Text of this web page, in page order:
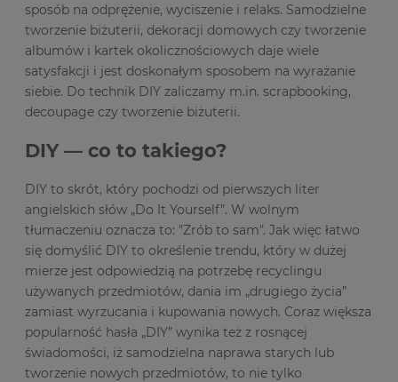
sposób na odprężenie, wyciszenie i relaks. Samodzielne
tworzenie biżuterii, dekoracji domowych czy tworzenie
albumów i kartek okolicznościowych daje wiele
satysfakcji i jest doskonałym sposobem na wyrażanie
siebie. Do technik DIY zaliczamy m.in. scrapbooking,
decoupage czy tworzenie biżuterii.
DIY — co to takiego?
DIY to skrót, który pochodzi od pierwszych liter
angielskich słów „Do It Yourself”. W wolnym
tłumaczeniu oznacza to: "Zrób to sam". Jak więc łatwo
się domyślić DIY to określenie trendu, który w dużej
mierze jest odpowiedzią na potrzebę recyclingu
używanych przedmiotów, dania im „drugiego życia”
zamiast wyrzucania i kupowania nowych. Coraz większa
popularność hasła „DIY” wynika też z rosnącej
świadomości, iż samodzielna naprawa starych lub
tworzenie nowych przedmiotów, to nie tylko